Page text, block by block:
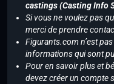
castings (Casting Info
Si vous ne voulez pas
merci de prendre
Figurants.com n’est
informations qui sont
Pour en savoir plus et
devez créer un compte